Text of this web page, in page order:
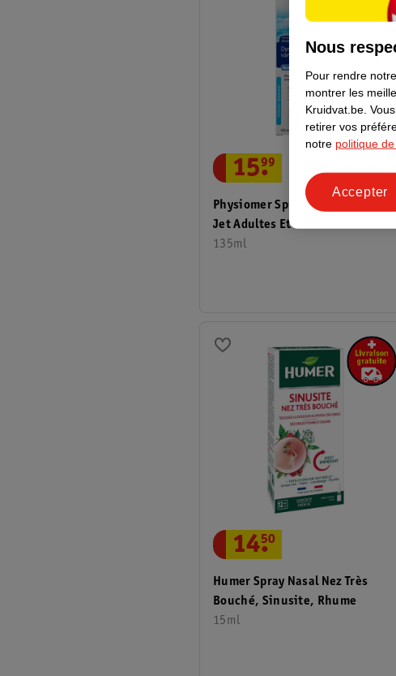
Physiomer Spray Nasal Normal
Jet Adultes Et Enfants
135ml
15.
99
Humer Spray Nasal Nez Très
Bouché, Sinusite, Rhume
15ml
14.
50
Nous
Pour rendre
montrer les
Kruidvat.be.
retirer vos
notre politique
Accepter